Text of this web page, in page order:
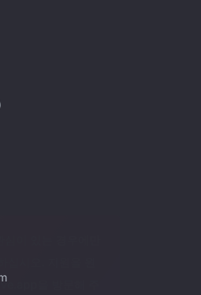
이 있는 경우에만
십시오. 지원을 원
을 방문해 주